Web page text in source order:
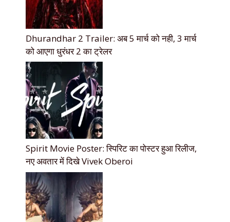
Dhurandhar 2 Trailer: अब 5 मार्च को नही, 3 मार्च
को आएगा धुरंधर 2 का ट्रेलर
Spirit Movie Poster: स्पिरिट का पोस्टर हुआ रिलीज,
नए अवतार में दिखे Vivek Oberoi